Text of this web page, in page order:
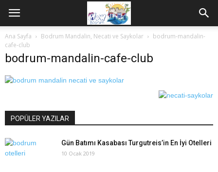
Ana Sayfa Bodrum Mandalin, Necati ve Saykolar
bodrum-mandalin-
cafe-club
bodrum-mandalin-cafe-club
POPÜLER YAZILAR
Gün Batımı Kasabası Turgutreis’in En İyi Otelleri
10 Ocak 2019